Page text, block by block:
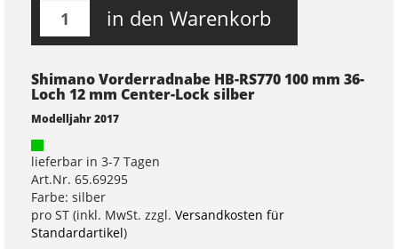
in den Warenkorb
Shimano Vorderradnabe HB-RS770 100 mm 36-
Loch 12 mm Center-Lock silber
Modelljahr 2017
lieferbar in 3-7 Tagen
Art.Nr. 65.69295
Farbe: silber
pro ST (inkl. MwSt. zzgl. Versandkosten für
Standardartikel)